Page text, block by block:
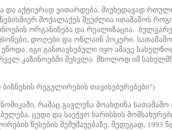
აქტიურად ვითარდება, მიუხედავად
მოქალაქეს შეუძლია ითამაშოს
ორგანიზება და რეალიზაცია.
დოღები და ონლაინ პოკერი.
იგი განთავსებული იყო ამავე
კაზინოებში შესვლა მხოლოდ იმ
რეგულირების თავისებურებები")
რამაც გავლენა მოახდინა სათამაშო
ცუდი და საეჭვო ხარისხის
წესების შემუშავებაზე. შედეგად,